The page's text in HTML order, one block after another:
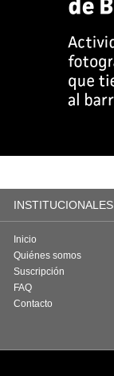
INSTITUCIONALES
Inicio
Quiénes somos
Suscripción
FAQ
Contacto